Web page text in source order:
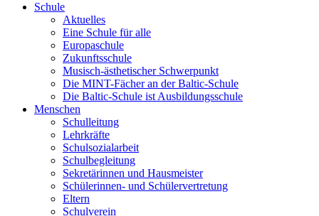
Schule
Aktuelles
Eine Schule für alle
Europaschule
Zukunftsschule
Musisch-ästhetischer Schwerpunkt
Die MINT-Fächer an der Baltic-Schule
Die Baltic-Schule ist Ausbildungsschule
Menschen
Schulleitung
Lehrkräfte
Schulsozialarbeit
Schulbegleitung
Sekretärinnen und Hausmeister
Schülerinnen- und Schülervertretung
Eltern
Schulverein